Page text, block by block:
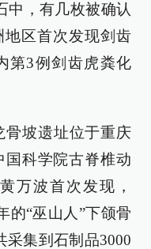
中，有几枚被确认
地区首次发现剑齿
第3例剑齿虎粪化
骨坡遗址位于重庆
国科学院古脊椎动
万波首次发现，
的“巫山人”下颌骨
采集到石制品3000